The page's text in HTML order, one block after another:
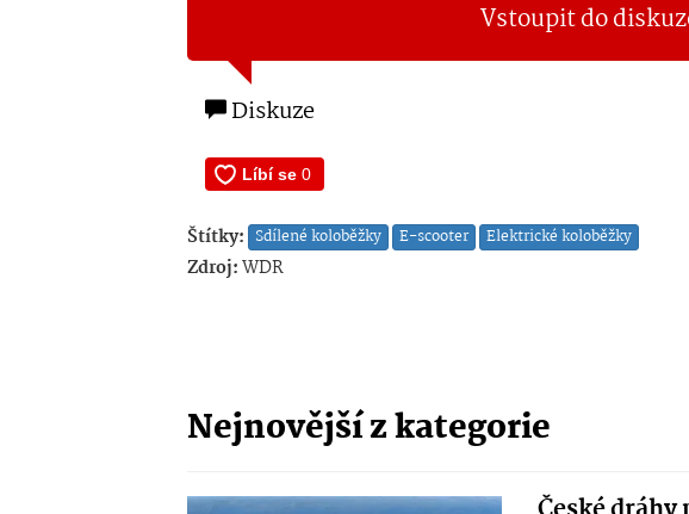
Vstoupit do
Diskuze
Štítky: Sdílené koloběžky E-scooter Elektrické koloběžky
Zdroj:WDR
Nejnovější z kategorie